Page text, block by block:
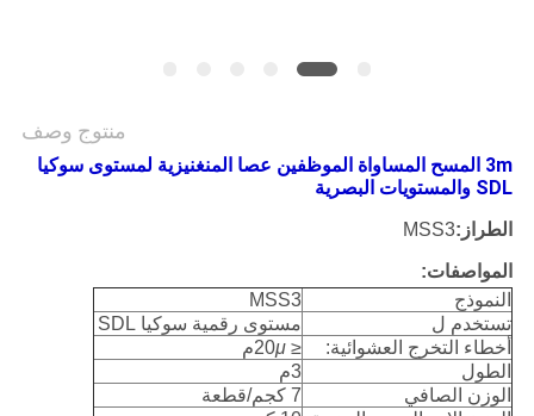
منتوج وصف
3m المسح المساواة الموظفين عصا المنغنيزية لمستوى سوكيا
SDL والمستويات البصرية
الطراز:MSS3
المواصفات:
النموذج
MSS3
تستخدم ل
مستوى رقمية سوكيا SDL
أخطاء التخرج العشوائية:
≤ 20
μ
م
الطول
3م
الوزن الصافي
7 كجم/قطعة